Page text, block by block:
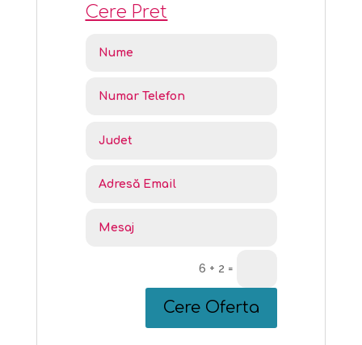
Cere Pret
6 + 2 =
Cere Oferta